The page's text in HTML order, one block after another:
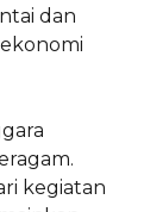
dan
kegiatan